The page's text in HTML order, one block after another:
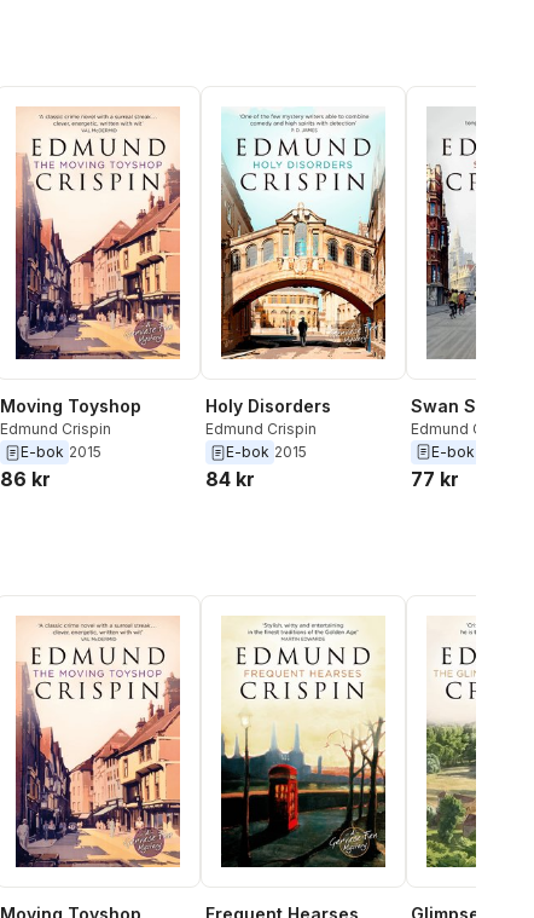
Moving Toyshop
Edmund Crispin
E-bok 2015
86 kr
Holy Disorders
Edmund Crispin
E-bok 2015
84 kr
Swan Song
Edmund Crispin
E-bok
77 kr